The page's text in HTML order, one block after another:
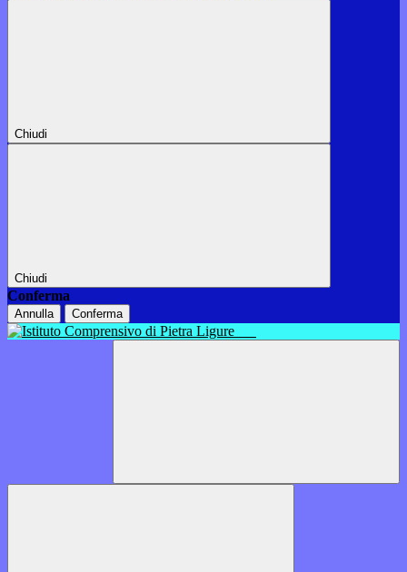
Chiudi
Chiudi
Conferma
Annulla Conferma